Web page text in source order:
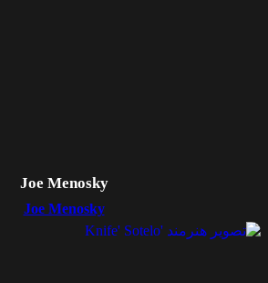
Joe Menosky
Joe Menosky